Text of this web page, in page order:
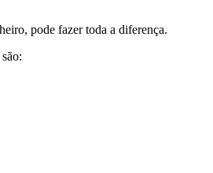
pode fazer toda a diferença.